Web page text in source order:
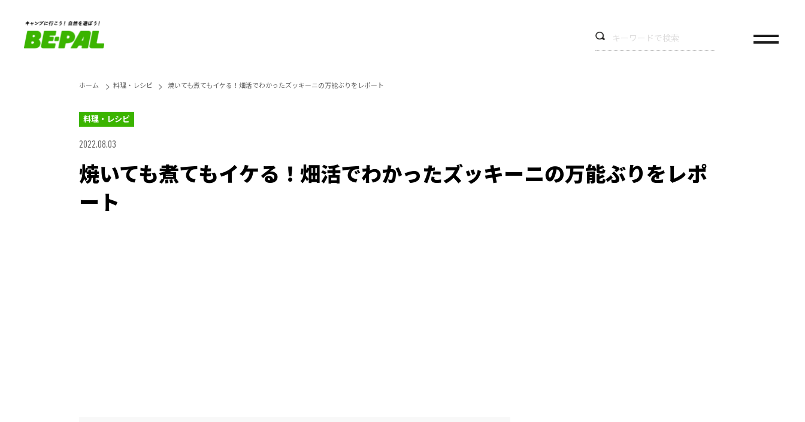
ホーム 料理・レシピ 焼いても煮てもイケる！畑活でわかったズッキーニの万能ぶりをレポート
料理・レシピ
2022.08.03
焼いても煮てもイケる！畑活でわかったズッキーニの万能ぶりをレポ
ート